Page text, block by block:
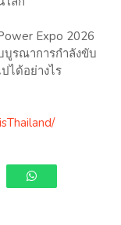
Expo 2026
บูรณาการกำลังขับ
ได้อย่างไร